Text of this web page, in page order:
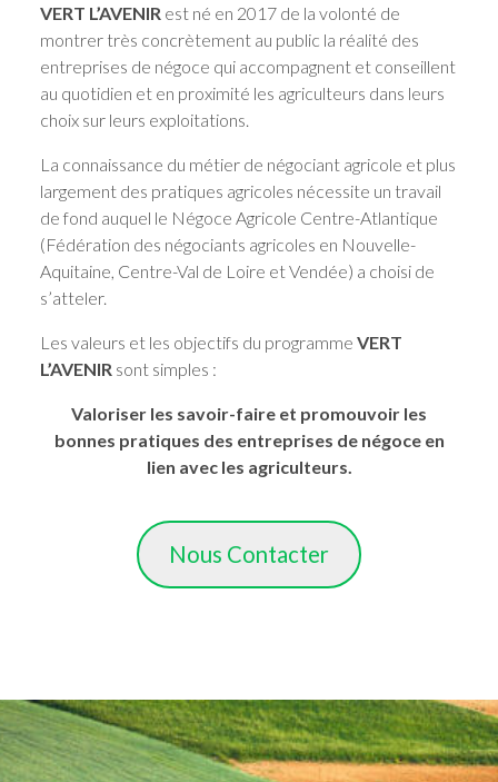
VERT L’AVENIR est né en 2017 de la volonté de
montrer très concrètement au public la réalité des
entreprises de négoce qui accompagnent et conseillent
au quotidien et en proximité les agriculteurs dans leurs
choix sur leurs exploitations.
La connaissance du métier de négociant agricole et plus
largement des pratiques agricoles nécessite un travail
de fond auquel le Négoce Agricole Centre-Atlantique
(Fédération des négociants agricoles en Nouvelle-
Aquitaine, Centre-Val de Loire et Vendée) a choisi de
s’atteler.
Les valeurs et les objectifs du programme VERT
L’AVENIR sont simples :
Valoriser les savoir-faire et promouvoir les
bonnes pratiques des entreprises de négoce en
lien avec les agriculteurs.
Nous Contacter